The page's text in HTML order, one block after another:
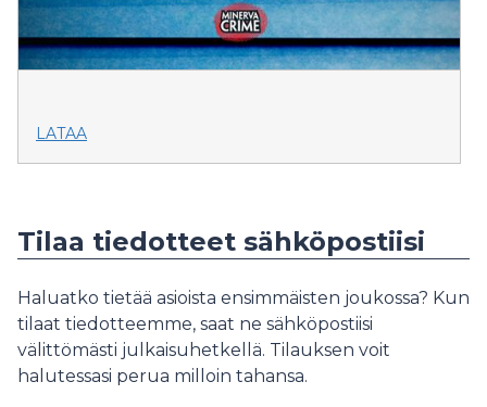
LATAA
Tilaa tiedotteet sähköpostiisi
Haluatko tietää asioista ensimmäisten joukossa? Kun
tilaat tiedotteemme, saat ne sähköpostiisi
välittömästi julkaisuhetkellä. Tilauksen voit
halutessasi perua milloin tahansa.